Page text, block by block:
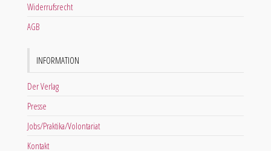
Widerrufsrecht
AGB
INFORMATION
Der Verlag
Presse
Jobs/Praktika/Volontariat
Kontakt